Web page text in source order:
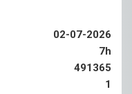
02-07-2026
7h
491365
1